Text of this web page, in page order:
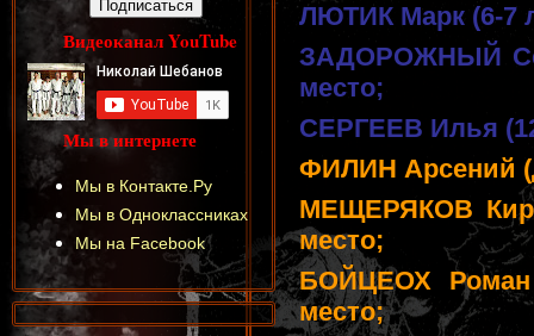
ЛЮТИК Марк (6-7
ЗАДОРОЖНЫЙ
место;
СЕРГЕЕВ Илья
ФИЛИН Арсений
МЕЩЕРЯКОВ
место;
БОЙЦЕОХ
место;
Видеоканал YouTube
Мы в интернете
Мы в Контакте.Ру
Мы в Одноклассниках
Мы на Facebook